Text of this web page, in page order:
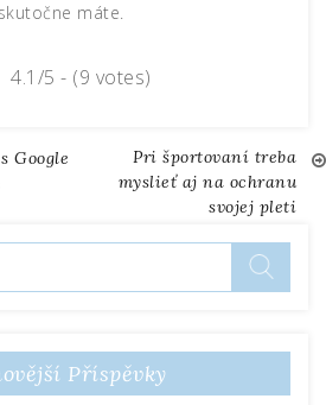
skutočne máte.
4.1/5 - (9 votes)
Google
Pri športovaní treba
myslieť aj na ochranu
svojej pleti
Příspěvky